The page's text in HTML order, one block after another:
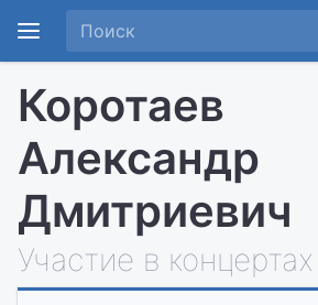
Коротаев
Александр
Дмитриевич
Участие в концертах